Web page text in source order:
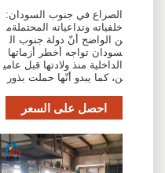
الصراع في جنوب السودان:
خلفياته وتداعياته المحتملةم
ن الواضح أنّ دولة جنوب ال
سودان تواجه أخطر أزماتها
الداخلية منذ ولادتها قبل عامي
ن، كما يبدو أنّها حملت بذور
احصل على السعر